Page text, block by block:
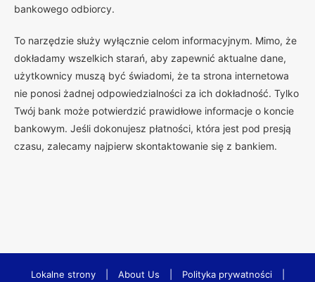
bankowego odbiorcy.
To narzędzie służy wyłącznie celom informacyjnym. Mimo, że
dokładamy wszelkich starań, aby zapewnić aktualne dane,
użytkownicy muszą być świadomi, że ta strona internetowa
nie ponosi żadnej odpowiedzialności za ich dokładność. Tylko
Twój bank może potwierdzić prawidłowe informacje o koncie
bankowym. Jeśli dokonujesz płatności, która jest pod presją
czasu, zalecamy najpierw skontaktowanie się z bankiem.
Lokalne strony About Us Polityka prywatności